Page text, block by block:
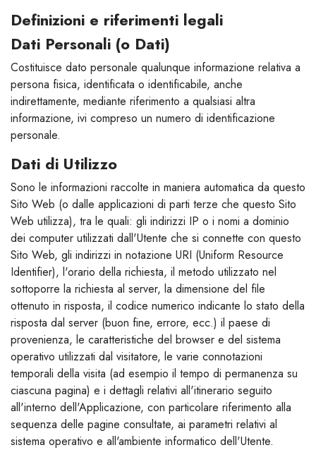
Definizioni e riferimenti legali
Dati Personali (o Dati)
Costituisce dato personale qualunque informazione relativa a
persona fisica, identificata o identificabile, anche
indirettamente, mediante riferimento a qualsiasi altra
informazione, ivi compreso un numero di identificazione
personale.
Dati di Utilizzo
Sono le informazioni raccolte in maniera automatica da questo
Sito Web (o dalle applicazioni di parti terze che questo Sito
Web utilizza), tra le quali: gli indirizzi IP o i nomi a dominio
dei computer utilizzati dall'Utente che si connette con questo
Sito Web, gli indirizzi in notazione URI (Uniform Resource
Identifier), l'orario della richiesta, il metodo utilizzato nel
sottoporre la richiesta al server, la dimensione del file
ottenuto in risposta, il codice numerico indicante lo stato della
risposta dal server (buon fine, errore, ecc.) il paese di
provenienza, le caratteristiche del browser e del sistema
operativo utilizzati dal visitatore, le varie connotazioni
temporali della visita (ad esempio il tempo di permanenza su
ciascuna pagina) e i dettagli relativi all'itinerario seguito
all'interno dell'Applicazione, con particolare riferimento alla
sequenza delle pagine consultate, ai parametri relativi al
sistema operativo e all'ambiente informatico dell'Utente.